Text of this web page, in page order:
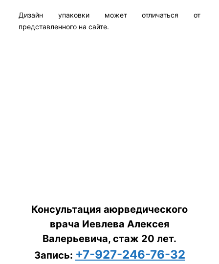
Дизайн упаковки может отличаться от
представленного на сайте.
Консультация аюрведического
врача Иевлева Алексея
Валерьевича, стаж 20 лет.
Запись: +7-927-246-76-32